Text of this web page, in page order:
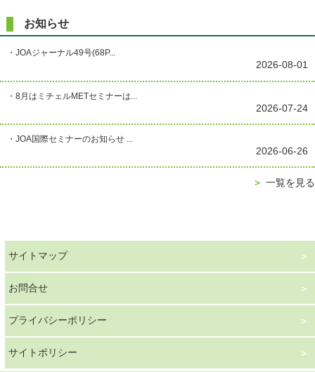
お知らせ
・JOAジャーナル49号(68P...
2026-08-01
・8月はミチェルMETセミナーは...
2026-07-24
・JOA国際セミナーのお知らせ ...
2026-06-26
＞ 一覧を見る
サイトマップ
お問合せ
プライバシーポリシー
サイトポリシー